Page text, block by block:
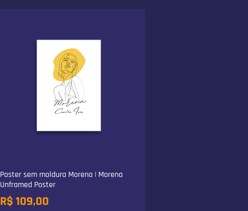
Poster sem moldura Morena | Morena
Unframed Poster
Preço
R$ 109,00